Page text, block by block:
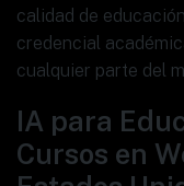
calidad de
credencial
cualquier parte del
IA para
Cursos en